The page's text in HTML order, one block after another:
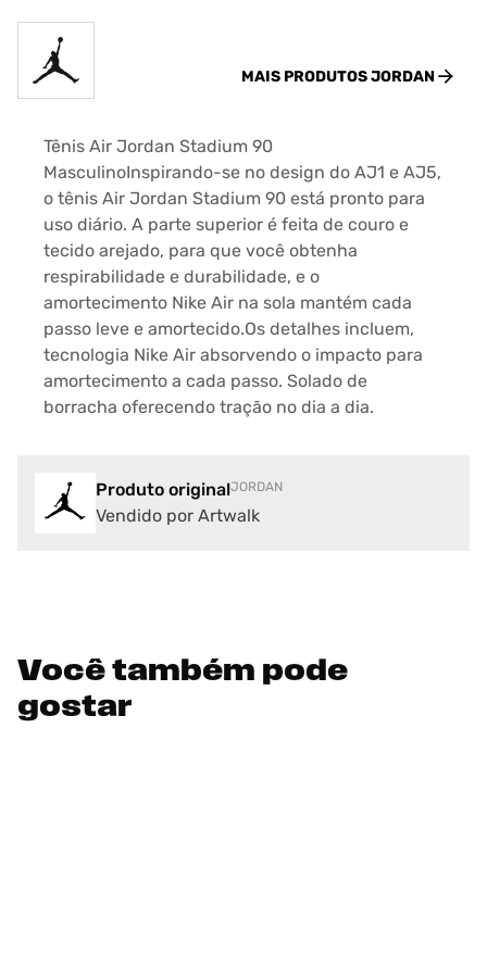
MAIS PRODUTOSJORDAN
Tênis Air Jordan Stadium 90
MasculinoInspirando-se no design do AJ1 e AJ5,
o tênis Air Jordan Stadium 90 está pronto para
uso diário. A parte superior é feita de couro e
tecido arejado, para que você obtenha
respirabilidade e durabilidade, e o
amortecimento Nike Air na sola mantém cada
passo leve e amortecido.Os detalhes incluem,
tecnologia Nike Air absorvendo o impacto para
amortecimento a cada passo. Solado de
borracha oferecendo tração no dia a dia.
Produto originalJORDAN
Vendido por Artwalk
Você também pode
gostar